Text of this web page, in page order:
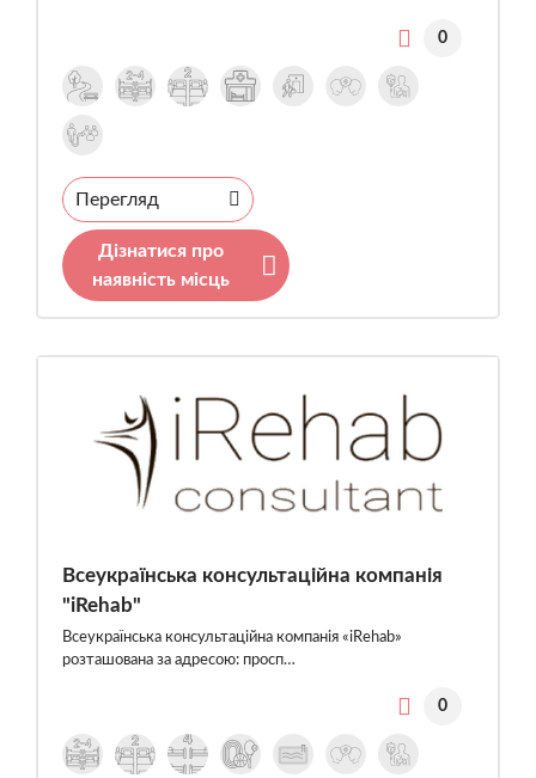
0
Перегляд
Дізнатися про
наявність місць
Всеукраїнська консультаційна компанія
"iRehab"
Всеукраїнська консультаційна компанія «iRehab»
розташована за адресою: просп…
0